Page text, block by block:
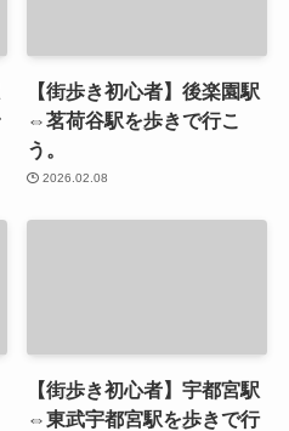
【街歩き初心者】後楽園駅
⇔茗荷谷駅を歩きで行こ
う。
2026.02.08
【街歩き初心者】宇都宮駅
⇔東武宇都宮駅を歩きで行